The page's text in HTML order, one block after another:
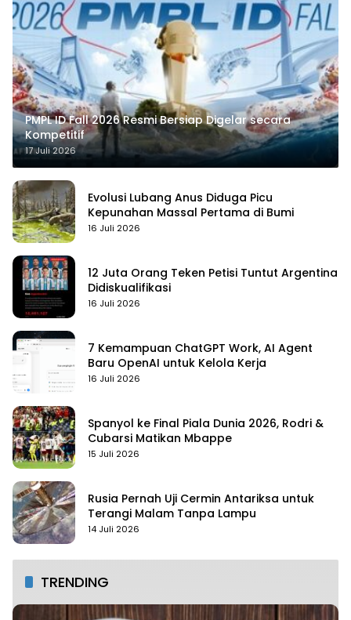
PMPL ID Fall 2026 Resmi Bersiap Digelar secara
Kompetitif
17 Juli 2026
Evolusi Lubang Anus Diduga Picu
Kepunahan Massal Pertama di Bumi
16 Juli 2026
12 Juta Orang Teken Petisi Tuntut Argentina
Didiskualifikasi
16 Juli 2026
7 Kemampuan ChatGPT Work, AI Agent
Baru OpenAI untuk Kelola Kerja
16 Juli 2026
Spanyol ke Final Piala Dunia 2026, Rodri &
Cubarsi Matikan Mbappe
15 Juli 2026
Rusia Pernah Uji Cermin Antariksa untuk
Terangi Malam Tanpa Lampu
14 Juli 2026
TRENDING